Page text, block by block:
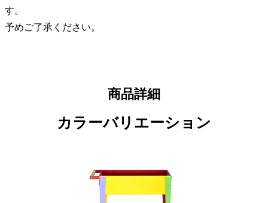
す。
予めご了承ください。
商品詳細
カラーバリエーション